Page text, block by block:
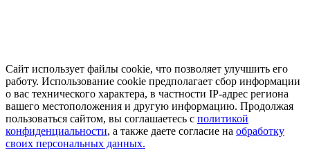
Сайт использует файлы cookie, что позволяет улучшить его
работу. Использование cookie предполагает сбор информации
о вас технического характера, в частности IP-адрес региона
вашего местоположения и другую информацию. Продолжая
пользоваться сайтом, вы соглашаетесь с политикой
конфиденциальности, а также даете согласие на обработку
своих персональных данных.